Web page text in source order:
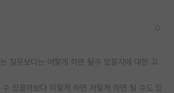
질문보다는 어떻게 하면 될수 있을지에 대한 고
있을까보다 이렇게 하면 저렇게 하면 될 수도 있